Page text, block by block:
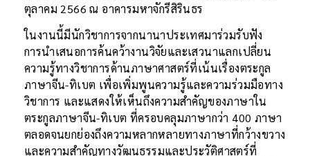
ตุลาคม 2566 ณ อาคารมหาจักรีสิรินธร
ในงานนี้มีนักวิชาการจากนานาประเทศมาร่วมรับฟัง
การนำเสนอการค้นคว้างานวิจัยและเสวนาแลกเปลี่ยน
ความรู้ทางวิชาการด้านภาษาศาสตร์ที่เน้นเรื่องตระกูล
ภาษาจีน-ทิเบต เพื่อเพิ่มพูนความรู้และความร่วมมือทาง
วิชาการ และแสดงให้เห็นถึงความสำคัญของภาษาใน
ตระกูลภาษาจีน-ทิเบต ที่ครอบคลุมภาษากว่า 400 ภาษา
ตลอดจนยกย่องถึงความหลากหลายทางภาษาที่กว้างขวาง
และความสำคัญทางวัฒนธรรมและประวัติศาสตร์ที่